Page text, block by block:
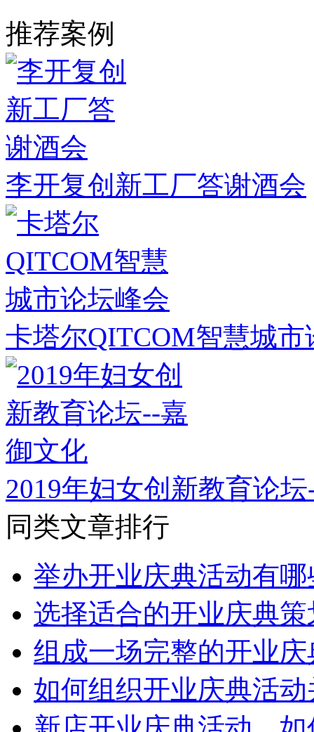
推荐案例
李开复创新工厂答谢酒会
卡塔尔QITCOM智慧城市
2019年妇女创新教育论
同类文章排行
举办开业庆典活动有
选择适合的开业庆典
组成一场完整的开业
如何组织开业庆典活